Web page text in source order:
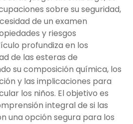
sobre su seguridad,
de un examen
y riesgos
profundiza en los
de las esteras de
su composición química, los
y las implicaciones para
los niños. El objetivo es
integral de si las
una opción segura para los